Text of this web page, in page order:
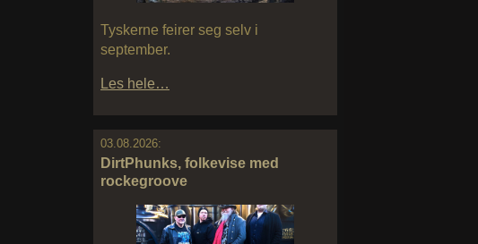
Tyskerne feirer seg selv i
september.
Les hele…
03.08.2026:
DirtPhunks, folkevise med
rockegroove